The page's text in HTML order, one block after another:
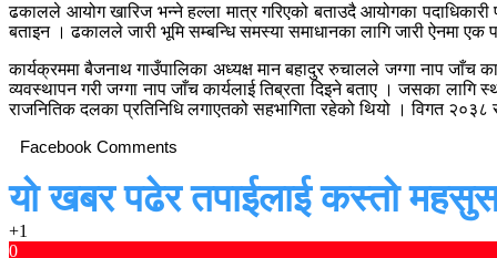
ढकालले आयोग खारिज भन्ने हल्ला मात्र गरिएको बताउदै आयोगका
बताइन । ढकालले जारी भूमि सम्बन्धि समस्या समाधानका लागि जारी ऐनमा
कार्यक्रममा बैजनाथ गाउँपालिका अध्यक्ष मान बहादुर रुचालले जग्गा नाप जाँच
व्यवस्थापन गरी जग्गा नाप जाँच कार्यलाई तिब्रता दिइने बताए । जसका
राजनितिक दलका प्रतिनिधि लगाएतको सहभागिता रहेको थियो । विगत
Facebook Comments
यो खबर पढेर तपाईलाई कस्तो
+1
0